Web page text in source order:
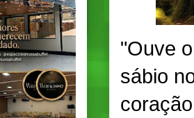
"Ouve
sábio